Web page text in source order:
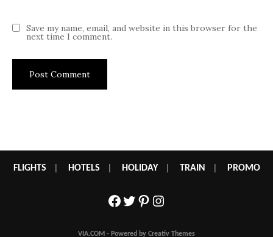
Save my name, email, and website in this browser for the
next time I comment.
FLIGHTS HOTELS HOLIDAY| TRAIN PROMO
Facebook
Twitter
Pinterest
Instagram
VIA.COM - Powered by Creativ Themes